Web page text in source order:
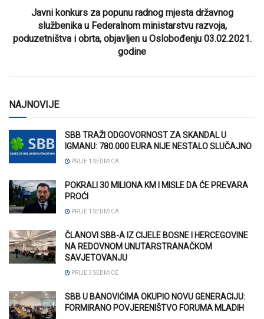
Javni konkurs za popunu radnog mjesta državnog
službenika u Federalnom ministarstvu razvoja,
poduzetništva i obrta, objavljen u Oslobođenju 03.02.2021.
godine
NAJNOVIJE
SBB TRAŽI ODGOVORNOST ZA SKANDAL U
IGMANU: 780.000 EURA NIJE NESTALO SLUČAJNO
PRIJE 1 SEDMICA
POKRALI 30 MILIONA KM I MISLE DA ĆE PREVARA
PROĆI
PRIJE 1 SEDMICA
ČLANOVI SBB-A IZ CIJELE BOSNE I HERCEGOVINE
NA REDOVNOM UNUTARSTRANAČKOM
SAVJETOVANJU
PRIJE 3 SEDMICE
SBB U BANOVIĆIMA OKUPIO NOVU GENERACIJU:
FORMIRANO POVJERENIŠTVO FORUMA MLADIH